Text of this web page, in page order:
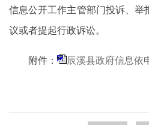
信息公开工作主管部门投诉、举
议或者提起行政诉讼。
附件： 辰溪县政府信息依